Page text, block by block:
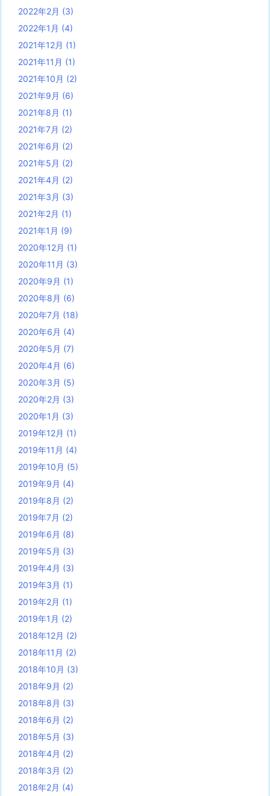
2022年2月 (3)
2022年1月 (4)
2021年12月 (1)
2021年11月 (1)
2021年10月 (2)
2021年9月 (6)
2021年8月 (1)
2021年7月 (2)
2021年6月 (2)
2021年5月 (2)
2021年4月 (2)
2021年3月 (3)
2021年2月 (1)
2021年1月 (9)
2020年12月 (1)
2020年11月 (3)
2020年9月 (1)
2020年8月 (6)
2020年7月 (18)
2020年6月 (4)
2020年5月 (7)
2020年4月 (6)
2020年3月 (5)
2020年2月 (3)
2020年1月 (3)
2019年12月 (1)
2019年11月 (4)
2019年10月 (5)
2019年9月 (4)
2019年8月 (2)
2019年7月 (2)
2019年6月 (8)
2019年5月 (3)
2019年4月 (3)
2019年3月 (1)
2019年2月 (1)
2019年1月 (2)
2018年12月 (2)
2018年11月 (2)
2018年10月 (3)
2018年9月 (2)
2018年8月 (3)
2018年6月 (2)
2018年5月 (3)
2018年4月 (2)
2018年3月 (2)
2018年2月 (4)